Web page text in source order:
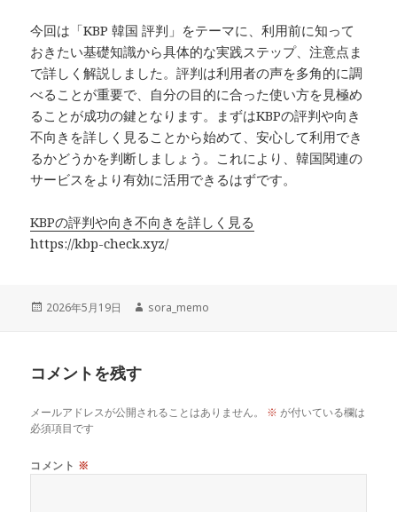
今回は「KBP 韓国 評判」をテーマに、利用前に知って
おきたい基礎知識から具体的な実践ステップ、注意点ま
で詳しく解説しました。評判は利用者の声を多角的に調
べることが重要で、自分の目的に合った使い方を見極め
ることが成功の鍵となります。まずはKBPの評判や向き
不向きを詳しく見ることから始めて、安心して利用でき
るかどうかを判断しましょう。これにより、韓国関連の
サービスをより有効に活用できるはずです。
KBPの評判や向き不向きを詳しく見る
https://kbp-check.xyz/
投
2026年5月19日
作
sora_memo
コメントを残す
メールアドレスが公開されることはありません。 ※ が付いている欄は
必須項目です
コメント ※